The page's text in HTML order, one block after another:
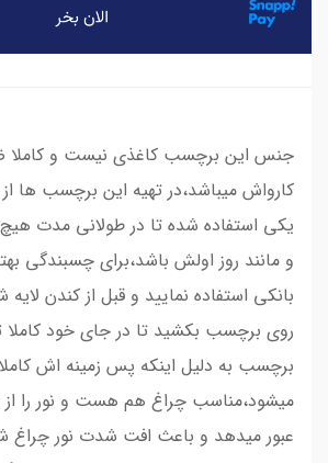
جنس این برچسب کاغذی نیست و
کارواش میباشد،در تهیه این برچسب ها از
یکی استفاده شده تا در طولانی مدت
و مانند روز اولش باشد،برای چسبندگی
بانکی استفاده نمایید و قبل از کندن
روی برچسب بکشید تا در جای خود
برچسب به دلیل اینکه پس زمینه اش
میشود،مناسب چراغ هم هست و نور را
عبور میدهد و باعث افت شدت نور چراغ